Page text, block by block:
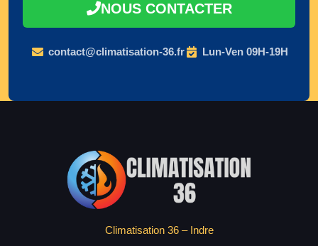
NOUS CONTACTER
contact@climatisation-36.fr Lun-Ven 09H-19H
Climatisation 36 – Indre